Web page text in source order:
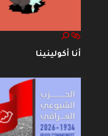
أنا أكولينينا